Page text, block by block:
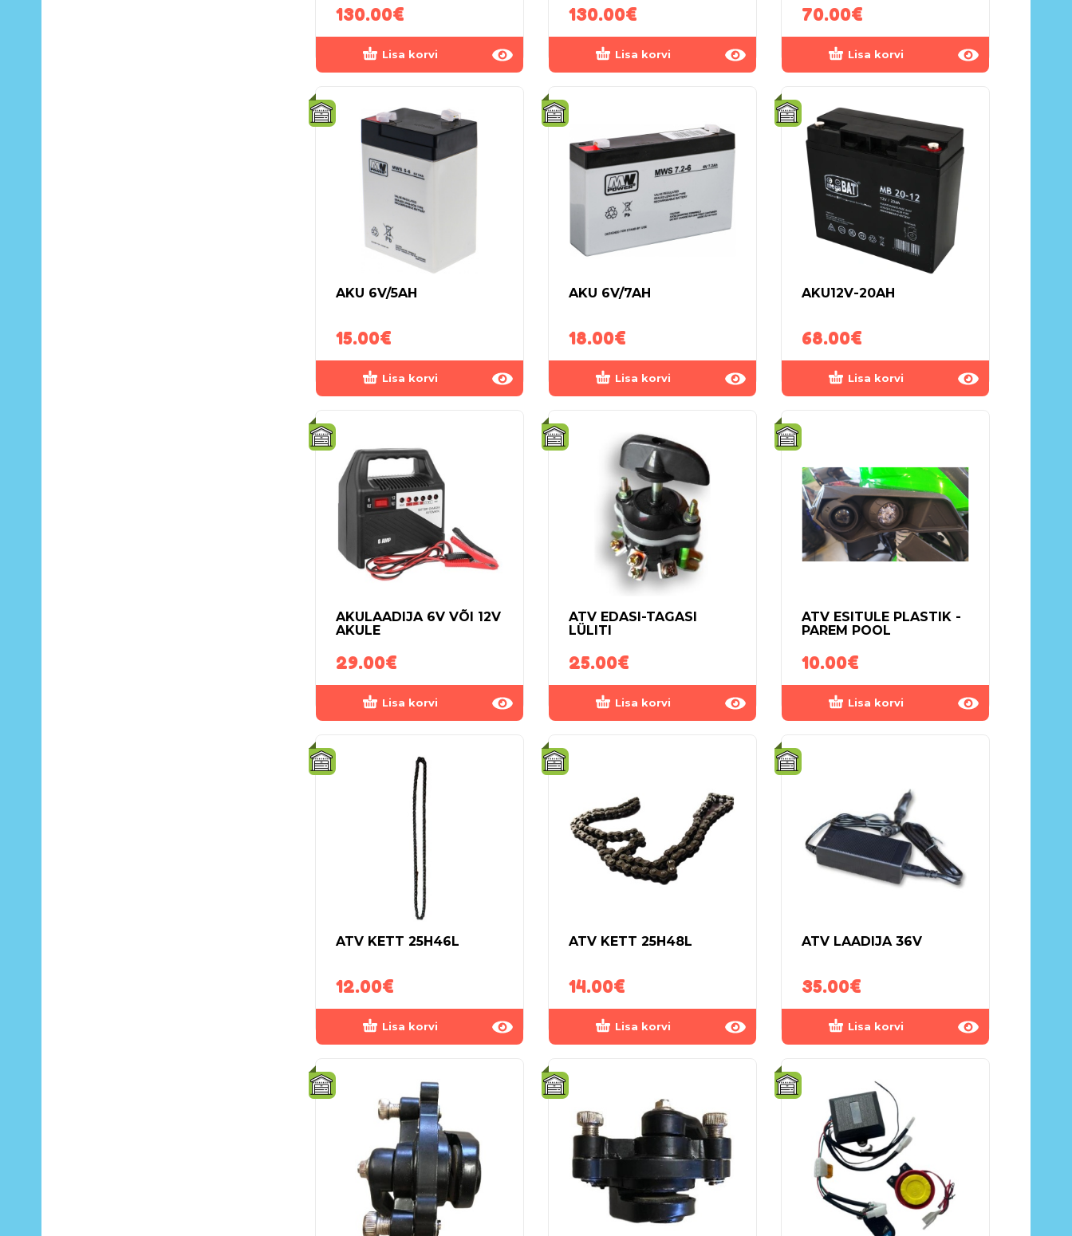
130.00€
Lisa korvi
130.00€
Lisa korvi
70.00€
Lisa korvi
AKU 6V/5AH
15.00€
Lisa korvi
AKU 6V/7AH
18.00€
Lisa korvi
AKU12V-20AH
68.00€
Lisa korvi
AKULAADIJA 6V VÕI 12V
AKULE
29.00€
Lisa korvi
ATV EDASI-TAGASI
LÜLITI
25.00€
Lisa korvi
ATV ESITULE PLASTIK -
PAREM POOL
10.00€
Lisa korvi
ATV KETT 25H46L
12.00€
Lisa korvi
ATV KETT 25H48L
14.00€
Lisa korvi
ATV LAADIJA 36V
35.00€
Lisa korvi